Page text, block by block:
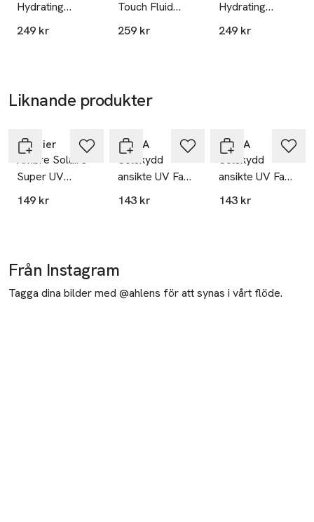
Om du applicerar för lite solskyddsmedel får du mycket
Quai Charles Pasqua
France
E-post
kontakt@loreal.com
Hydrating
Sunscreen
249 kr
Touch Fluid
Sunscreen
259 kr
Hydrating
Sunscreen
249 kr
Liknande produkter
Garnier
Ambre Solaire
Super UV
Refreshing
149 kr
NIVEA
Solskydd
ansikte UV Face
Shine Control
143 kr
NIVEA
Solskydd
ansikte UV Face
Anti-Age Q10
143 kr
Från Instagram
Tagga dina bilder med @ahlens för att synas i vårt flöde.